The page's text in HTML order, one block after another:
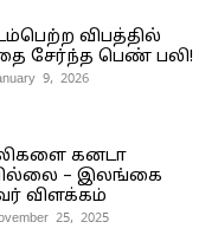
விபத்தில்
சேர்ந்த பெண் பலி!
9, 2026
கனடா
– இலங்கை
விளக்கம்
25, 2025